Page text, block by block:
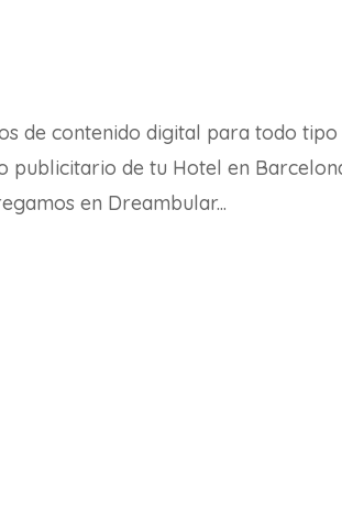
de contenido digital para todo tipo
publicitario de tu Hotel en
en Dreambular...